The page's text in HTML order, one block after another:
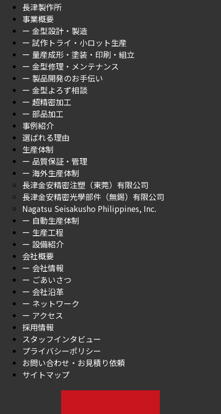
長津製作所
事業概要
ー 金型設計・製造
ー 試作トライ・小ロット生産
ー 量産成形・塗装・印刷・組立
ー 金型修理・メンテナンス
ー 製品開発のお手伝い
ー 金型よろず相談
ー 超精密加工
ー 部品加工
事例紹介
選ばれる理由
生産体制
ー 品質保証・管理
ー 海外生産体制
長津金安精密注塑（東莞）有限公司
長津金安精密光學部件（無錫）有限公司
Nagatsu Seisakusho Philippines, Inc.
ー 自動生産体制
ー 生産工程
ー 設備紹介
会社概要
ー 会社情報
ー ごあいさつ
ー 会社沿革
ー ネットワーク
ー アクセス
採用情報
スタッフインタビュー
プライバシーポリシー
お問い合わせ・お見積り依頼
サイトマップ